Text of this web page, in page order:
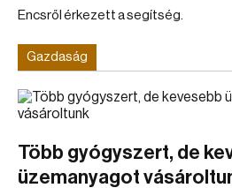
Encsről érkezett a segítség.
Gazdaság
Több gyógyszert, de
üzemanyagot